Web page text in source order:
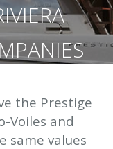
the Prestige
Voiles and
same values